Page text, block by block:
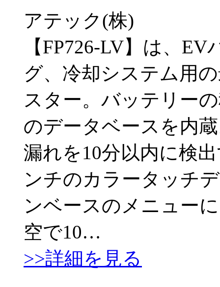
アテック(株)
【FP726-LV】は、
グ、冷却システム用
スター。バッテリー
のデータベースを内
漏れを10分以内に検
ンチのカラータッチ
ンベースのメニュー
空で10…
>>詳細を見る